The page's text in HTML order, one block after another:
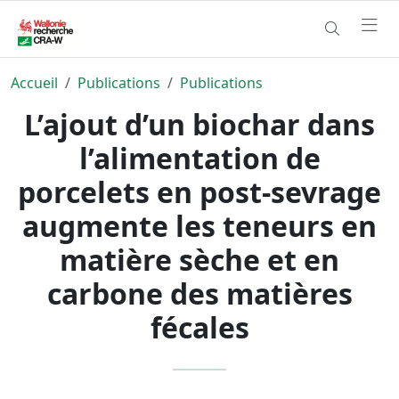
Accueil Publications Publications
L’ajout d’un biochar dans
l’alimentation de
porcelets en post-sevrage
augmente les teneurs en
matière sèche et en
carbone des matières
fécales